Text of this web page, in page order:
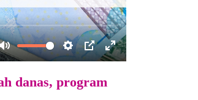
danas, program